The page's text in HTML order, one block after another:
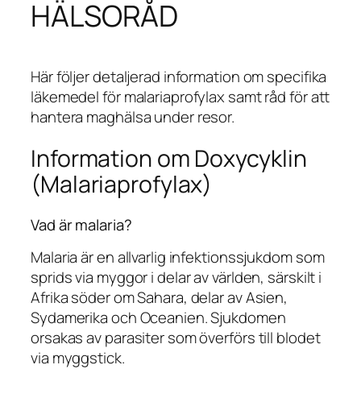
HÄLSORÅD
Här följer detaljerad information om specifika
läkemedel för malariaprofylax samt råd för att
hantera maghälsa under resor.
Information om Doxycyklin
(Malariaprofylax)
Vad är malaria?
Malaria är en allvarlig infektionssjukdom som
sprids via myggor i delar av världen, särskilt i
Afrika söder om Sahara, delar av Asien,
Sydamerika och Oceanien. Sjukdomen
orsakas av parasiter som överförs till blodet
via myggstick.